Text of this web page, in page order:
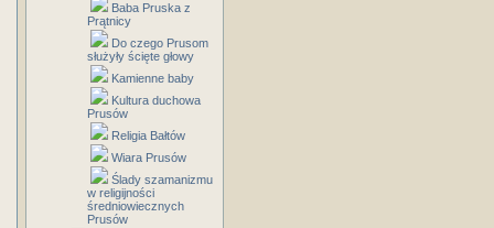
Baba Pruska z
Prątnicy
Do czego Prusom
służyły ścięte głowy
Kamienne baby
Kultura duchowa
Prusów
Religia Bałtów
Wiara Prusów
Ślady szamanizmu
w religijności
średniowiecznych
Prusów